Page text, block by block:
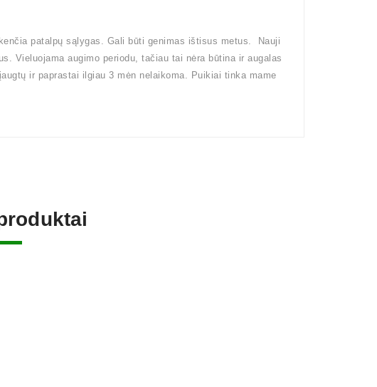
patalpų sąlygas. Gali būti genimas ištisus metus. Nauji
Vieluojama augimo periodu, tačiau tai nėra būtina ir augalas
ir paprastai ilgiau 3 mėn nelaikoma. Puikiai tinka mame